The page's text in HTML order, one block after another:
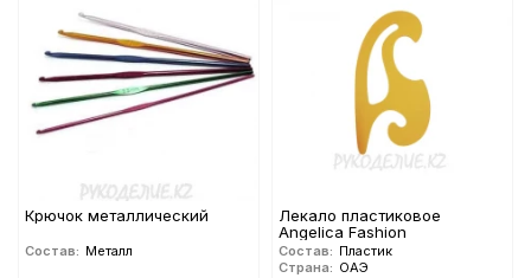
Крючок металлический
Состав: Металл
Лекало пластиковое
Angelica Fashion
Состав: Пластик
Страна: ОАЭ